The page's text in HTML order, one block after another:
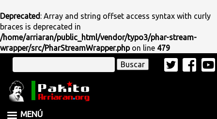
Deprecated: Array and string offset access syntax with curly
braces is deprecated in
/home/arriaran/public_html/vendor/typo3/phar-stream-
wrapper/src/PharStreamWrapper.phpon line 479
Pasar
contenido
principal
Buscar
MENÚ